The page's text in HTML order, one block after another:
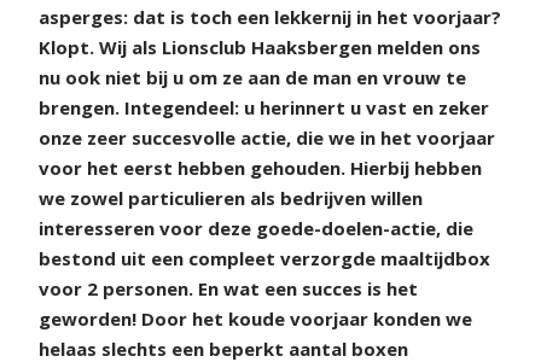
asperges: dat is toch een lekkernij in het voorjaar?
Klopt. Wij als Lionsclub Haaksbergen melden ons
nu ook niet bij u om ze aan de man en vrouw te
brengen. Integendeel: u herinnert u vast en zeker
onze zeer succesvolle actie, die we in het voorjaar
voor het eerst hebben gehouden. Hierbij hebben
we zowel particulieren als bedrijven willen
interesseren voor deze goede-doelen-actie, die
bestond uit een compleet verzorgde maaltijdbox
voor 2 personen. En wat een succes is het
geworden! Door het koude voorjaar konden we
helaas slechts een beperkt aantal boxen